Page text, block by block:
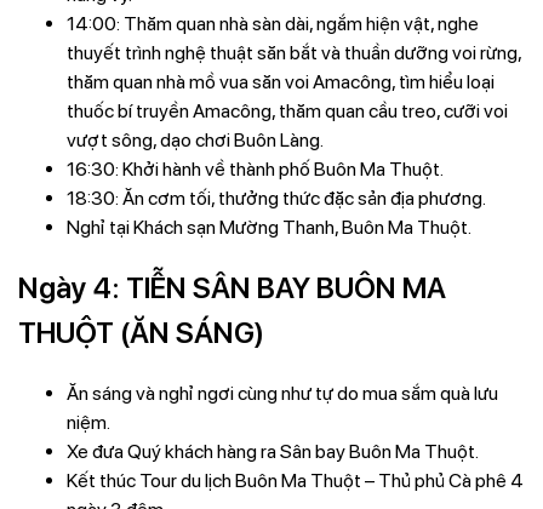
14:00: Thăm quan nhà sàn dài, ngắm hiện vật, nghe
thuyết trình nghệ thuật săn bắt và thuần dưỡng voi rừng,
thăm quan nhà mồ vua săn voi Amacông, tìm hiểu loại
thuốc bí truyền Amacông, thăm quan cầu treo, cưỡi voi
vượt sông, dạo chơi Buôn Làng.
16:30: Khởi hành về thành phố Buôn Ma Thuột.
18:30: Ăn cơm tối, thưởng thức đặc sản địa phương.
Nghỉ tại Khách sạn Mường Thanh, Buôn Ma Thuột.
Ngày 4: TIỄN SÂN BAY BUÔN MA
THUỘT (ĂN SÁNG)
Ăn sáng và nghỉ ngơi cùng như tự do mua sắm quà lưu
niệm.
Xe đưa Quý khách hàng ra Sân bay Buôn Ma Thuột.
Kết thúc Tour du lịch Buôn Ma Thuột – Thủ phủ Cà phê 4